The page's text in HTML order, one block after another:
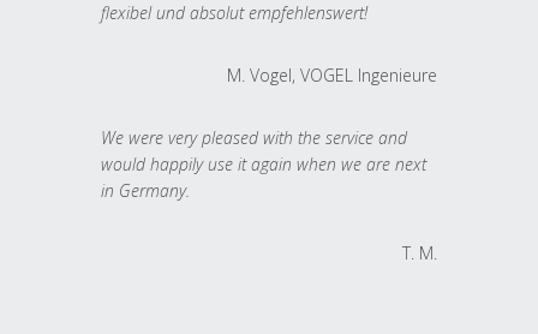
flexibel und absolut empfehlenswert!
M. Vogel, VOGEL Ingenieure
We were very pleased with the service and
would happily use it again when we are next
in Germany.
T. M.